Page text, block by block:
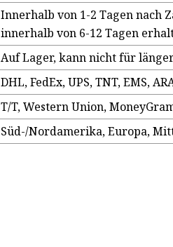
Innerhalb von 1-2 Tagen nach
innerhalb von 6-12 Tagen
Auf Lager, kann nicht für
DHL, FedEx, UPS, TNT, EMS,
T/T, Western Union,
Süd-/Nordamerika, Europa,